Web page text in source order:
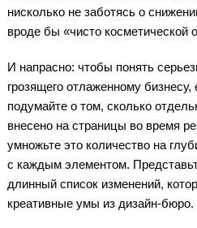
нисколько не заботясь о
вроде бы «чисто косметической
И напрасно: чтобы понять
грозящего отлаженному
подумайте о том, сколько
внесено на страницы во время
умножьте это количество на
с каждым элементом.
длинный список изменений,
креативные умы из дизайн-бюро.